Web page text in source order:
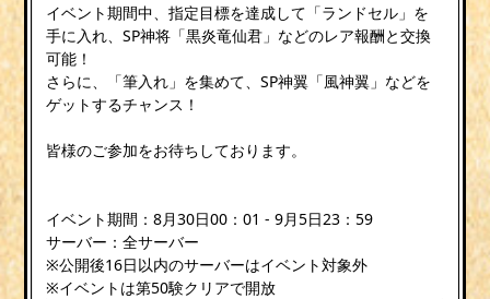
イベント期間中、指定目標を達成して「ランドセル」を
手に入れ、SP神将「黒炎竜仙君」などのレア報酬と交換
可能！
さらに、「筆入れ」を集めて、SP神翼「風神翼」などを
ゲットするチャンス！
皆様のご参加をお待ちしております。
イベント期間：8月30日00：01 - 9月5日23：59
サーバー：全サーバー
※公開後16日以内のサーバーはイベント対象外
※イベントは第50験クリアで開放